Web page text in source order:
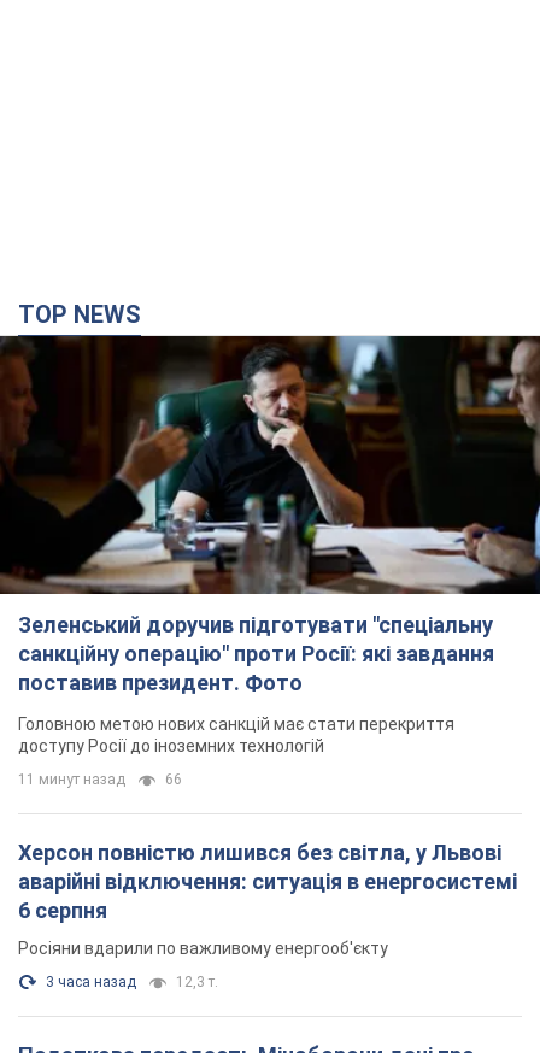
TOP NEWS
Зеленський доручив підготувати "спеціальну
санкційну операцію" проти Росії: які завдання
поставив президент. Фото
Головною метою нових санкцій має стати перекриття
доступу Росії до іноземних технологій
11 минут назад 66
Херсон повністю лишився без світла, у Львові
аварійні відключення: ситуація в енергосистемі
6 серпня
Росіяни вдарили по важливому енергооб'єкту
3 часа назад 12,3 т.